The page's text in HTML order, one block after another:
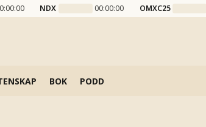
NDX 00:00:00 OMXC25
BOK PODD